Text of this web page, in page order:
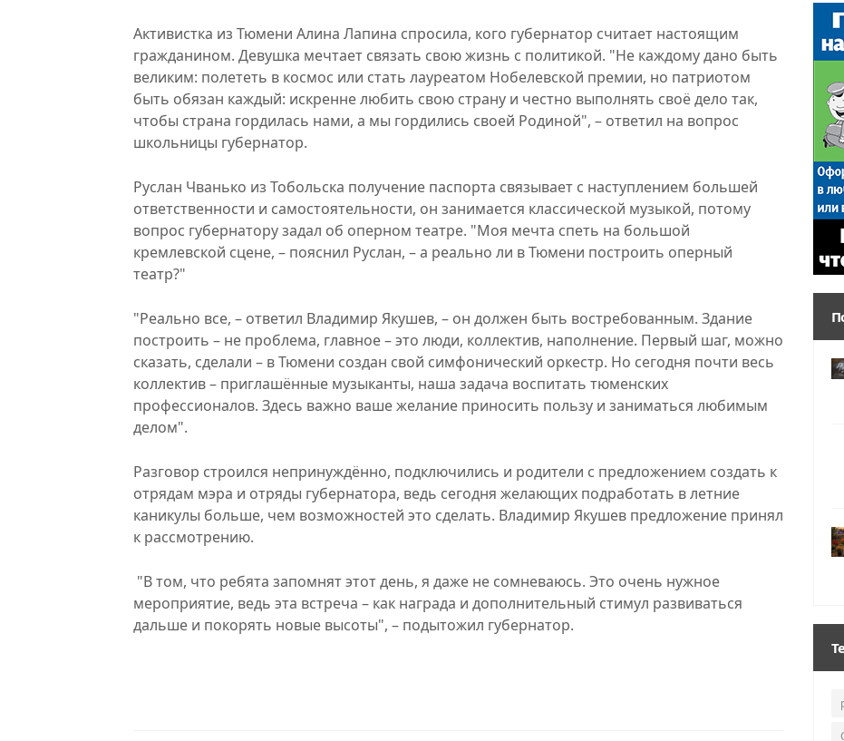
Активистка из Тюмени Алина Лапина спросила, кого губернатор считает настоящим
гражданином. Девушка мечтает связать свою жизнь с политикой. "Не каждому дано быть
великим: полететь в космос или стать лауреатом Нобелевской премии, но патриотом
быть обязан каждый: искренне любить свою страну и честно выполнять своё дело так,
чтобы страна гордилась нами, а мы гордились своей Родиной", – ответил на вопрос
школьницы губернатор.
Руслан Чванько из Тобольска получение паспорта связывает с наступлением большей
ответственности и самостоятельности, он занимается классической музыкой, потому
вопрос губернатору задал об оперном театре. "Моя мечта спеть на большой
кремлевской сцене, – пояснил Руслан, – а реально ли в Тюмени построить оперный
театр?"
"Реально все, – ответил Владимир Якушев, – он должен быть востребованным. Здание
построить – не проблема, главное – это люди, коллектив, наполнение. Первый шаг, можно
сказать, сделали – в Тюмени создан свой симфонический оркестр. Но сегодня почти весь
коллектив – приглашённые музыканты, наша задача воспитать тюменских
профессионалов. Здесь важно ваше желание приносить пользу и заниматься любимым
делом".
Разговор строился непринуждённо, подключились и родители с предложением создать к
отрядам мэра и отряды губернатора, ведь сегодня желающих подработать в летние
каникулы больше, чем возможностей это сделать. Владимир Якушев предложение принял
к рассмотрению.
"В том, что ребята запомнят этот день, я даже не сомневаюсь. Это очень нужное
мероприятие, ведь эта встреча – как награда и дополнительный стимул развиваться
дальше и покорять новые высоты", – подытожил губернатор.